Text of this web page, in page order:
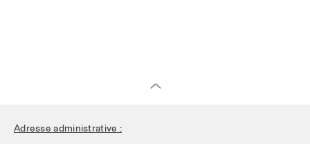
Adresse administrative :